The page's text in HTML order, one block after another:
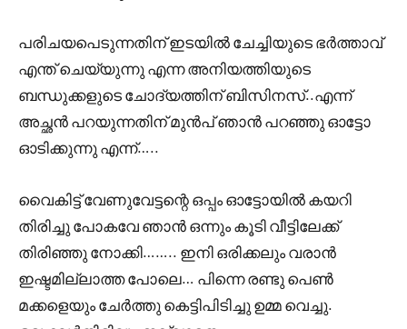
പരിചയപെടുന്നതിന് ഇടയിൽ ചേച്ചിയുടെ ഭർത്താവ്
എന്ത് ചെയ്യുന്നു എന്ന അനിയത്തിയുടെ
ബന്ധുക്കളുടെ ചോദ്യത്തിന് ബിസിനസ്‌..എന്ന്
അച്ഛൻ പറയുന്നതിന് മുൻപ് ഞാൻ പറഞ്ഞു ഓട്ടോ
ഓടിക്കുന്നു എന്ന്…..
വൈകിട്ട് വേണുവേട്ടന്റെ ഒപ്പം ഓട്ടോയിൽ കയറി
തിരിച്ചു പോകവേ ഞാൻ ഒന്നും കൂടി വീട്ടിലേക്ക്
തിരിഞ്ഞു നോക്കി…….. ഇനി ഒരിക്കലും വരാൻ
ഇഷ്ടമില്ലാത്ത പോലെ… പിന്നെ രണ്ടു പെൺ
മക്കളെയും ചേർത്തു കെട്ടിപിടിച്ചു ഉമ്മ വെച്ചു.